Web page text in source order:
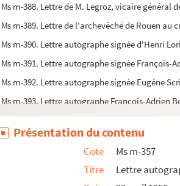
Ms m-388. Lettre de M. Legroz, vicaire général
Ms m-389. Lettre de l'archevêché de Rouen au
Ms m-390. Lettre autographe signée d'Henri
Ms m-391. Lettre autographe signée François-
Ms m-392. Lettre autographe signée Eugène
Ms m-393. Lettre autographe François-Adrien
Ms m-394. Lettre autographe signée Maurice
Ms mm-335. Pièces d'archives
Ms mm-350. André Maurois.
Préface pour
Ms mm-351. Livre d'or de la Bibliothèque
Présentation du contenu
Cote
Ms m-357
Titre
Lettre